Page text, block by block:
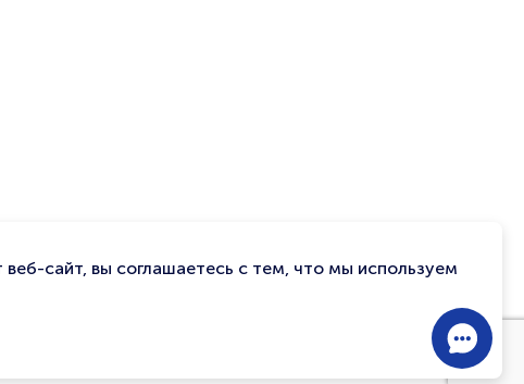
сайт, вы соглашаетесь с тем, что мы используем
Us